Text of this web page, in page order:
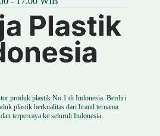
produk plastik No.1 di Indonesia. Berdiri
plastik berkualitas dari brand ternama
terpercaya ke seluruh Indonesia.